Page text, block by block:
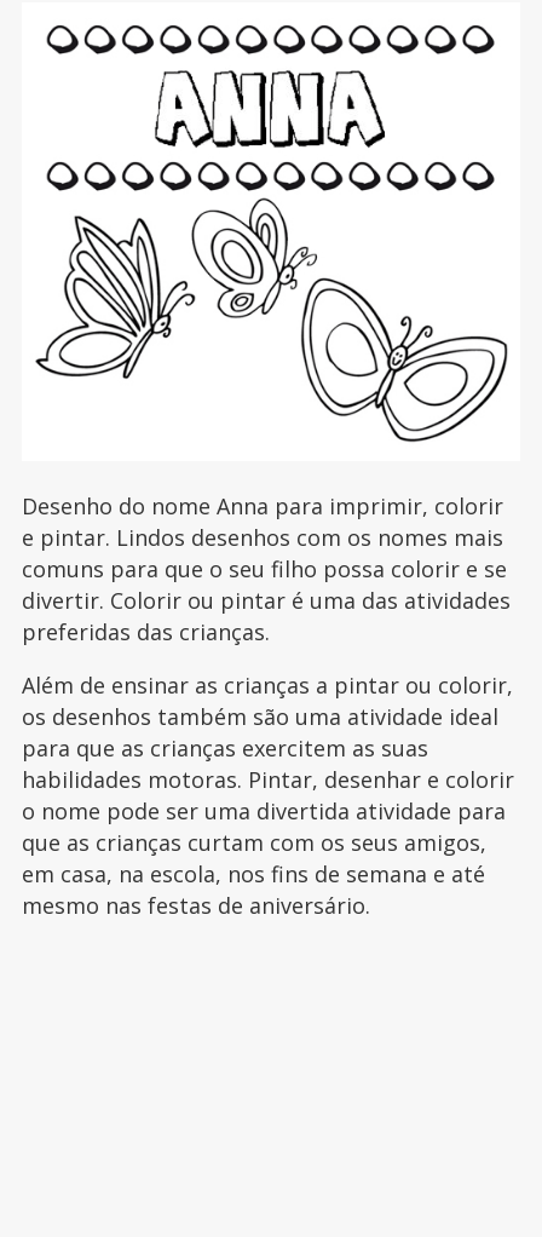
Desenho do nome Anna para imprimir, colorir
e pintar. Lindos desenhos com os nomes mais
comuns para que o seu filho possa colorir e se
divertir. Colorir ou pintar é uma das atividades
preferidas das crianças.
Além de ensinar as crianças a pintar ou colorir,
os desenhos também são uma atividade ideal
para que as crianças exercitem as suas
habilidades motoras. Pintar, desenhar e colorir
o nome pode ser uma divertida atividade para
que as crianças curtam com os seus amigos,
em casa, na escola, nos fins de semana e até
mesmo nas festas de aniversário.